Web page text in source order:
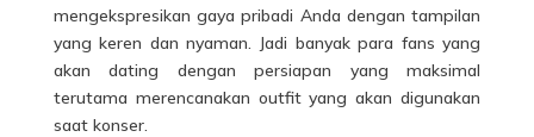
mengekspresikan gaya pribadi Anda dengan tampilan
yang keren dan nyaman. Jadi banyak para fans yang
akan dating dengan persiapan yang maksimal
terutama merencanakan outfit yang akan digunakan
saat konser.